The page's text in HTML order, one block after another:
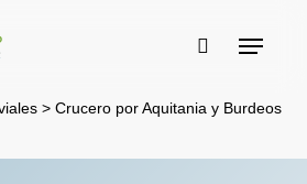
buscar
Menu
>Crucero por Aquitania y Burdeos